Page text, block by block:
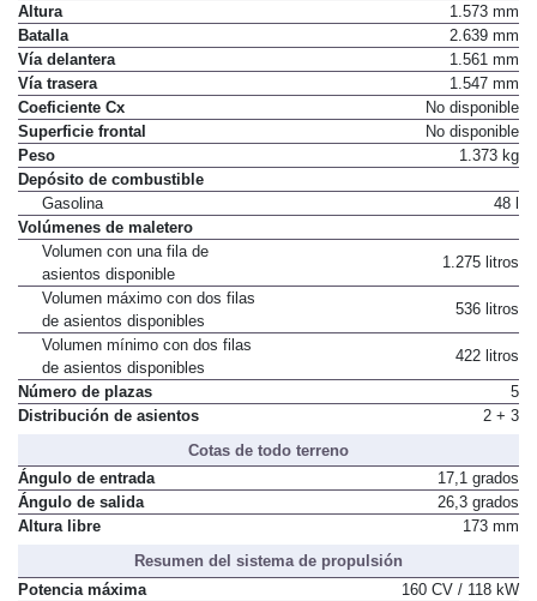
Altura
1.573 mm
Batalla
2.639 mm
Vía delantera
1.561 mm
Vía trasera
1.547 mm
Coeficiente Cx
No disponible
Superficie frontal
No disponible
Peso
1.373 kg
Depósito de combustible
Gasolina
48 l
Volúmenes de maletero
Volumen con una fila de
asientos disponible
1.275 litros
Volumen máximo con dos filas
de asientos disponibles
536 litros
Volumen mínimo con dos filas
de asientos disponibles
422 litros
Número de plazas
5
Distribución de asientos
2 + 3
Cotas de todo terreno
Ángulo de entrada
17,1 grados
Ángulo de salida
26,3 grados
Altura libre
173 mm
Resumen del sistema de propulsión
Potencia máxima
160 CV / 118 kW